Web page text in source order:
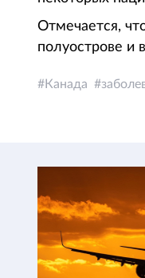
Отмечается,
полуострове и
Канада